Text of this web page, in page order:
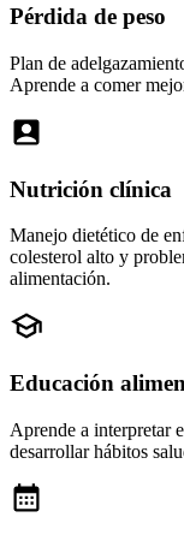
Pérdida de peso
Plan de
Aprende a comer
Nutrición clínica
Manejo dietético de
colesterol alto y
alimentación.
Educación
Aprende a interpretar
desarrollar hábitos